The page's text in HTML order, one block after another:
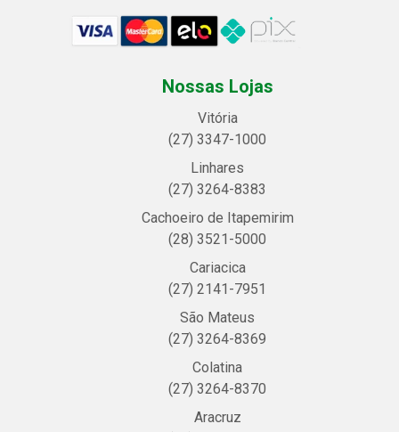
Nossas Lojas
Vitória
(27) 3347-1000
Linhares
(27) 3264-8383
Cachoeiro de Itapemirim
(28) 3521-5000
Cariacica
(27) 2141-7951
São Mateus
(27) 3264-8369
Colatina
(27) 3264-8370
Aracruz